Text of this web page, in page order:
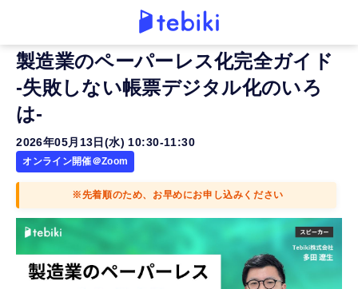
製造業のペーパーレス化完全ガイド
-失敗しない帳票デジタル化のいろ
は-
2026年05月13日(水) 10:30-11:30
オンライン開催＠Zoom
※先着順のため、お早めにお申し込みください